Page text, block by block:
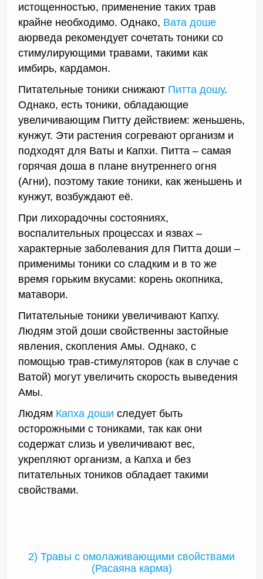
истощенностью, применение таких трав
крайне необходимо. Однако, Вата доше
аюрведа рекомендует сочетать тоники со
стимулирующими травами, такими как
имбирь, кардамон.
Питательные тоники снижают Питта дошу.
Однако, есть тоники, обладающие
увеличивающим Питту действием: женьшень,
кунжут. Эти растения согревают организм и
подходят для Ваты и Капхи. Питта – самая
горячая доша в плане внутреннего огня
(Агни), поэтому такие тоники, как женьшень и
кунжут, возбуждают её.
При лихорадочны состояниях,
воспалительных процессах и язвах –
характерные заболевания для Питта доши –
применимы тоники со сладким и в то же
время горьким вкусами: корень окопника,
матавори.
Питательные тоники увеличивают Капху.
Людям этой доши свойственны застойные
явления, скопления Амы. Однако, с
помощью трав-стимуляторов (как в случае с
Ватой) могут увеличить скорость выведения
Амы.
Людям Капха доши следует быть
осторожными с тониками, так как они
содержат слизь и увеличивают вес,
укрепляют организм, а Капха и без
питательных тоников обладает такими
свойствами.
2) Травы с омолаживающими свойствами
(Расаяна карма)